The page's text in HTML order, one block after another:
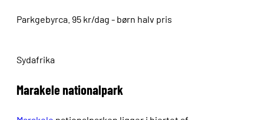
Parkgebyrca. 95 kr/dag - børn halv pris
Sydafrika
Marakele nationalpark